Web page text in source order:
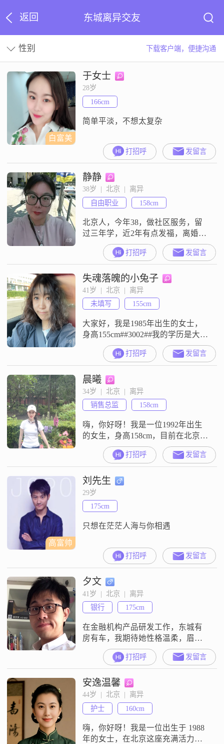
返回 东城离异交友
性别 下载客户端，便捷沟通
白富美
于女士
28岁
166cm
简单平淡，不想太复杂
打招呼 发留言
静静
38岁  |  北京  |  离异
自由职业
158cm
北京人，今年38，做社区服务，留
过三年学，近2年有点发福，离婚10
年，因为工作接触不到太多单身异
性，性格外向但是对待感情会很认
真，也想找一个能够认真对待感
情，能共同成长共同发展的情绪稳
定，性格温柔的男士。也希望对方
有一定经济基础，能相互帮扶
打招呼 发留言
失魂落魄的小兔子
41岁  |  北京  |  离异
未填写
155cm
大家好，我是1985年出生的女士，
身高155cm##3002##我的学历是大学
本科，目前在北京工作，月收入在
8001到12000元之间##3002##在性格
方面，我是一个细腻敏感的人，同
时也比较感性浪漫##3002##我追求
简单幸福的生活状态，喜欢生活中
的小确幸，也很看重浪漫的仪式感
##3002##平时我喜欢摄影修图，
打招呼 发留言
晨曦
34岁  |  北京  |  离异
销售总监
158cm
嗨，你好呀！我是一位1992年出生
的女生，身高158cm，目前在北京工
作，月收入在12001到20000元之
间。虽然我的学历是中专，但我一
直都很热爱学习，努力提升自己。
我是一个特别热爱生活的人，喜欢
尝试各种新鲜事物，尤其是美食烹
饪。我觉得烹饪是一种很有趣的艺
术，可以让人心情愉悦。我也非常
注重健康管理，平时会坚持锻炼身
打招呼 发留言
高富帅
刘先生
29岁
175cm
只想在茫茫人海与你相遇
打招呼 发留言
夕文
41岁  |  北京  |  离异
银行
175cm
在金融机构产品研发工作，东城有
房有车，我期待她性格温柔，眉清
目秀，性格简单，不用工作如何出
色能扛一片天，能一起安静生活就
好。“你是非常可爱的人，真应该遇
到最好的人，我希望我就是。”
打招呼 发留言
安逸温馨
44岁  |  北京  |  离异
护士
160cm
嗨，你好呀！我是一位出生于 1988
年的女士，在北京这座充满活力的